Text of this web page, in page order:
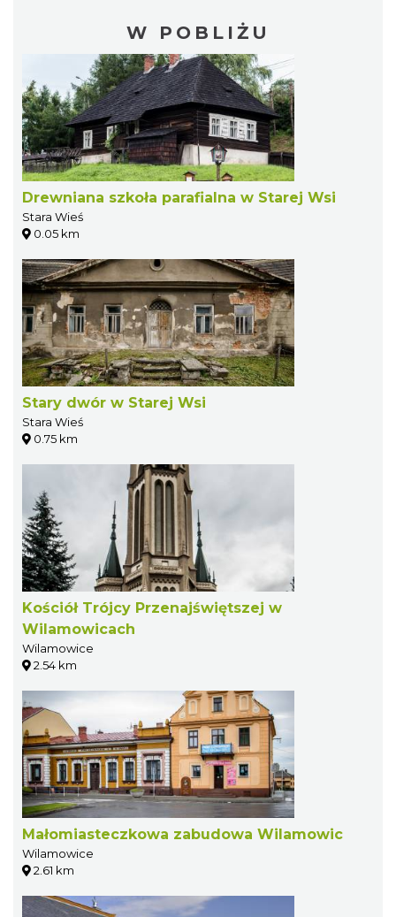
W POBLIŻU
Drewniana szkoła parafialna w Starej Wsi
Stara Wieś
0.05 km
Stary dwór w Starej Wsi
Stara Wieś
0.75 km
Kościół Trójcy Przenajświętszej w
Wilamowicach
Wilamowice
2.54 km
Małomiasteczkowa zabudowa Wilamowic
Wilamowice
2.61 km